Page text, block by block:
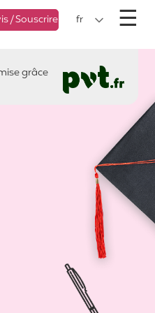
Voyages
50
/ Souscrire fr ☰
grâce